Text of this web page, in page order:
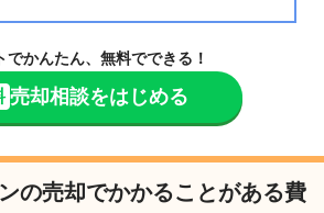
でかんたん、無料でできる！
売却相談をはじめる
の売却でかかることがある費